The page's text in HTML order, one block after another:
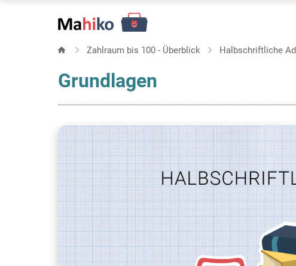
Zahlraum bis 100 - Überblick Halbschriftliche
Grundlagen